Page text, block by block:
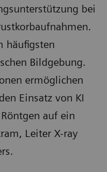
bei
häufigsten
Bildgebung.
ermöglichen
Einsatz von KI
auf ein
Leiter X-ray